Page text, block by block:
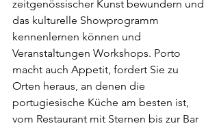
zeitgenössischer Kunst bewundern und
das kulturelle Showprogramm
kennenlernen können und
Veranstaltungen Workshops. Porto
macht auch Appetit, fordert Sie zu
Orten heraus, an denen die
portugiesische Küche am besten ist,
vom Restaurant mit Sternen bis zur Bar